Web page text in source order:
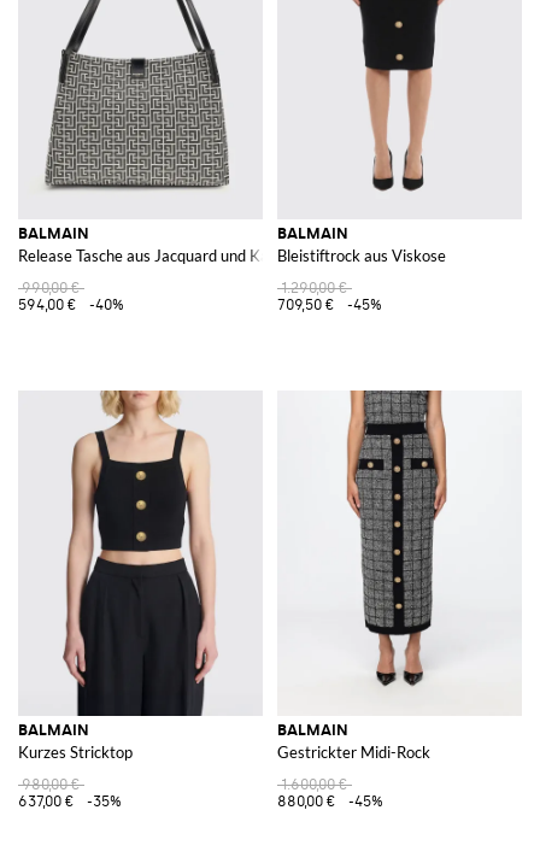
BALMAIN
Release Tasche aus Jacquard und Kalbsleder
990,00 €
594,00 €
-40%
BALMAIN
Bleistiftrock aus Viskose
1.290,00 €
709,50 €
-45%
BALMAIN
Kurzes Stricktop
980,00 €
637,00 €
-35%
BALMAIN
Gestrickter Midi-Rock
1.600,00 €
880,00 €
-45%